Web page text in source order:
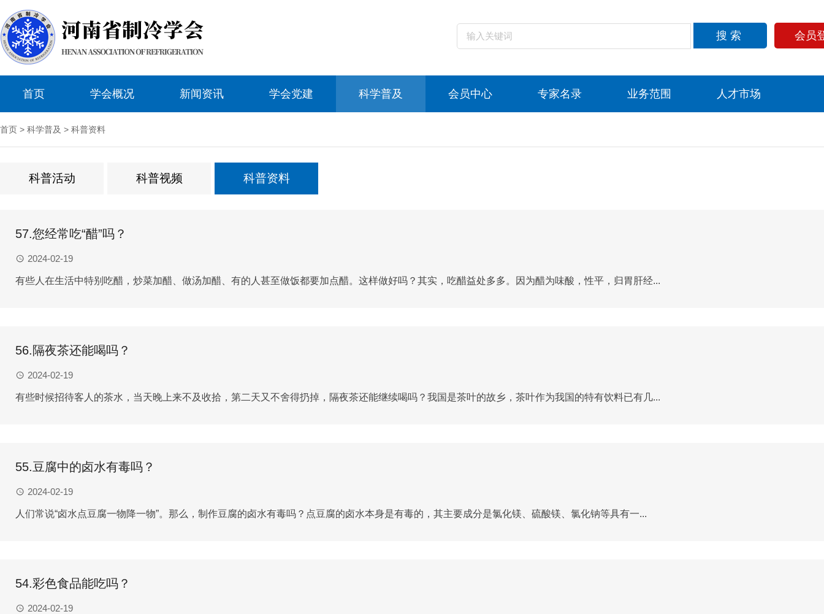
会员
搜索
首页 学会概况 新闻资讯 学会党建 科学普及 会员中心 专家名录 业务范围 人才市场
首页 > 科学普及 > 科普资料
科普活动 科普视频 科普资料
57.您经常吃“醋”吗？
2024-02-19
有些人在生活中特别吃醋，炒菜加醋、做汤加醋、有的人甚至做饭都要加点醋。这样做好吗？其实，吃醋益处多多。因为醋为味酸，性平，归胃肝经...
56.隔夜茶还能喝吗？
2024-02-19
有些时候招待客人的茶水，当天晚上来不及收拾，第二天又不舍得扔掉，隔夜茶还能继续喝吗？我国是茶叶的故乡，茶叶作为我国的特有饮料已有几...
55.豆腐中的卤水有毒吗？
2024-02-19
人们常说“卤水点豆腐一物降一物”。那么，制作豆腐的卤水有毒吗？点豆腐的卤水本身是有毒的，其主要成分是氯化镁、硫酸镁、氯化钠等具有一...
54.彩色食品能吃吗？
2024-02-19